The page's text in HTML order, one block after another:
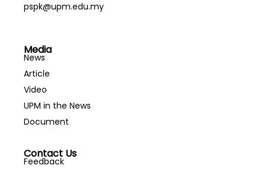
pspk@upm.edu.my
Media
News
Article
Video
UPM in the News
Document
Contact Us
Feedback